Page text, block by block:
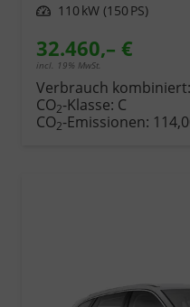
Leistung 110 kW (150 PS)
32.460,– €
incl. 19% MwSt.
Verbrauch kombiniert:
CO2-Klasse: C
CO2-Emissionen: